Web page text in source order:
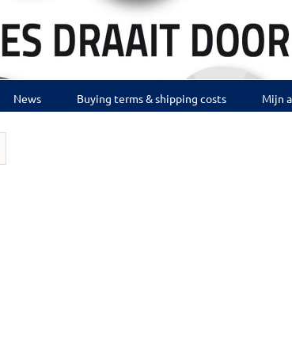
News Buying terms & shipping costs Mijn